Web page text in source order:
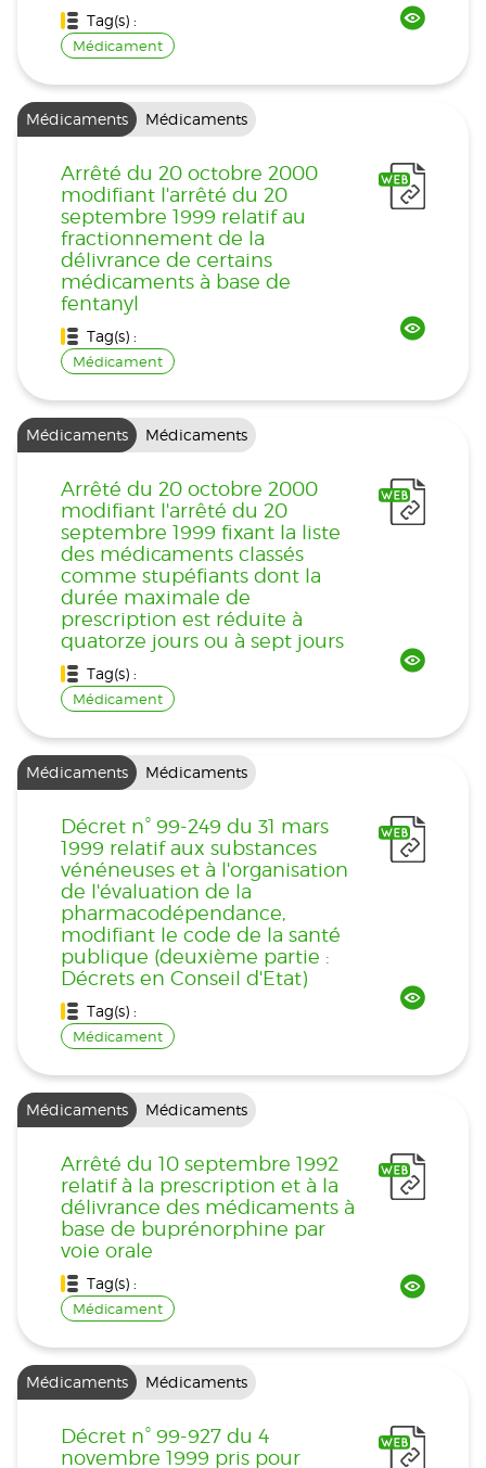
Tag(s) :
Médicament
Médicaments Médicaments
Arrêté du 20 octobre 2000
modifiant l'arrêté du 20
septembre 1999 relatif au
fractionnement de la
délivrance de certains
médicaments à base de
fentanyl
Tag(s) :
Médicament
Médicaments Médicaments
Arrêté du 20 octobre 2000
modifiant l'arrêté du 20
septembre 1999 fixant la liste
des médicaments classés
comme stupéfiants dont la
durée maximale de
prescription est réduite à
quatorze jours ou à sept jours
Tag(s) :
Médicament
Médicaments Médicaments
Décret n° 99-249 du 31 mars
1999 relatif aux substances
vénéneuses et à l'organisation
de l'évaluation de la
pharmacodépendance,
modifiant le code de la santé
publique (deuxième partie :
Décrets en Conseil d'Etat)
Tag(s) :
Médicament
Médicaments Médicaments
Arrêté du 10 septembre 1992
relatif à la prescription et à la
délivrance des médicaments à
base de buprénorphine par
voie orale
Tag(s) :
Médicament
Médicaments Médicaments
Décret n° 99-927 du 4
novembre 1999 pris pour